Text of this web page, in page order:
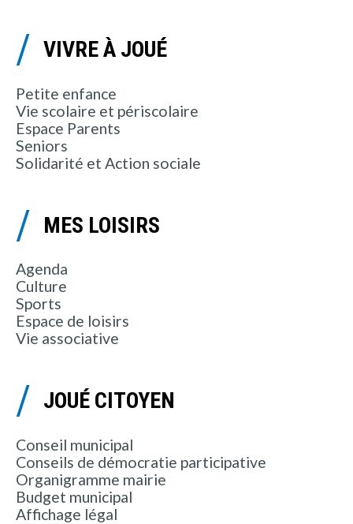
VIVRE À JOUÉ
Petite enfance
Vie scolaire et périscolaire
Espace Parents
Seniors
Solidarité et Action sociale
MES LOISIRS
Agenda
Culture
Sports
Espace de loisirs
Vie associative
JOUÉ CITOYEN
Conseil municipal
Conseils de démocratie participative
Organigramme mairie
Budget municipal
Affichage légal